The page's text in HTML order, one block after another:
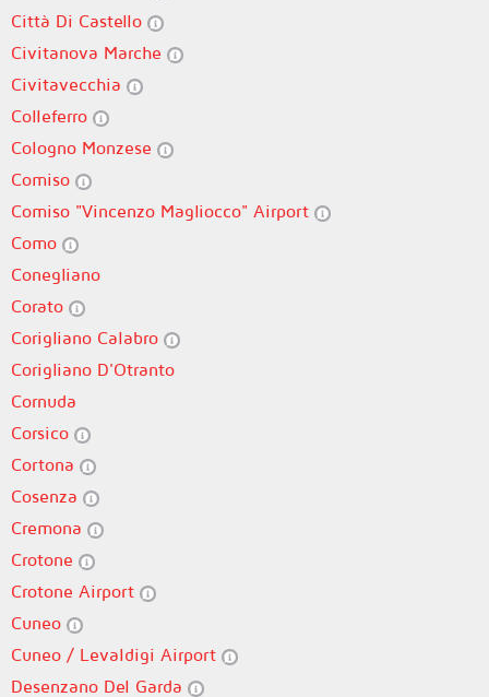
Città Di Castello
Civitanova Marche
Civitavecchia
Colleferro
Cologno Monzese
Comiso
Comiso "Vincenzo Magliocco" Airport
Como
Conegliano
Corato
Corigliano Calabro
Corigliano D'Otranto
Cornuda
Corsico
Cortona
Cosenza
Cremona
Crotone
Crotone Airport
Cuneo
Cuneo / Levaldigi Airport
Desenzano Del Garda